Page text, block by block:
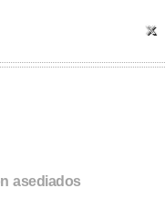
asediados